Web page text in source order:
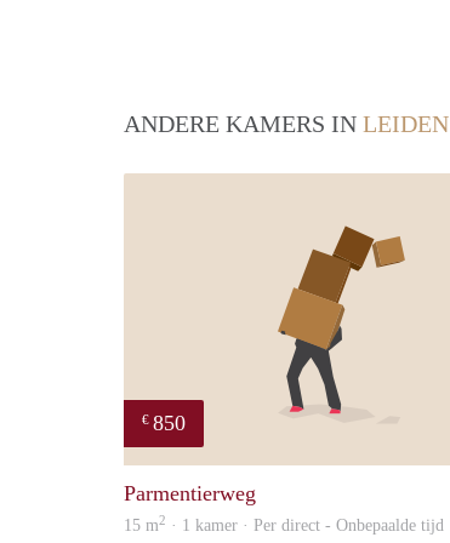
ANDERE KAMERS IN LEIDEN
€ 850
Parmentierweg
15 m2 · 1 kamer · Per direct - Onbepaalde tijd